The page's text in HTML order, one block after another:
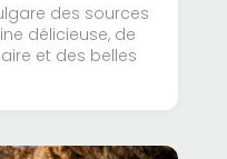
des sources
délicieuse, de
et des belles